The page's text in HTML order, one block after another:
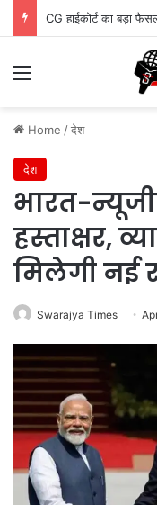
Menu
Home /देश
देश
भारत-
हस्ताक्षर,
मिलेगी नई
Swarajya Times